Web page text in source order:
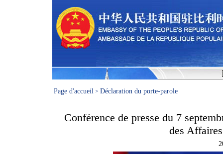
Page d'accueil > Déclaration du porte-parole
Conférence de presse du 7
des